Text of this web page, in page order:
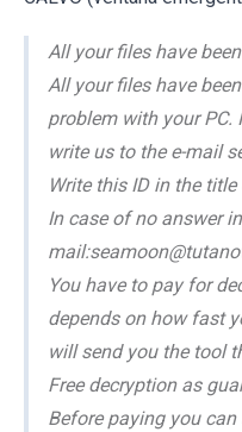
All your files have
All your files have
problem with your PC.
write us to the e-mail
Write this ID in the
In case of no answer
You have to pay for
depends on how fast
will send you the tool
Free decryption as
Before paying you